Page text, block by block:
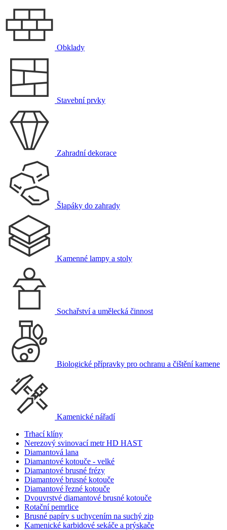
Obklady
Stavební prvky
Zahradní dekorace
Šlapáky do zahrady
Kamenné lampy a stoly
Sochařství a umělecká činnost
Biologické přípravky pro ochranu a čištění kamene
Kamenické nářadí
Trhací klíny
Nerezový svinovací metr HD HAST
Diamantová lana
Diamantové kotouče - velké
Diamantové brusné frézy
Diamantové brusné kotouče
Diamantové řezné kotouče
Dvouvrstvé diamantové brusné kotouče
Rotační pemrlice
Brusné papíry s uchycením na suchý zip
Kamenické karbidové sekáče a prýskače